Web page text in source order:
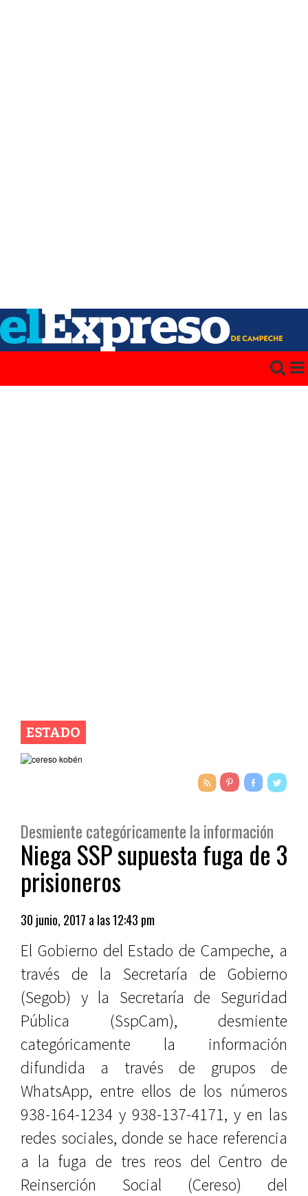
ESTADO
Desmiente categóricamente la información
Niega SSP supuesta fuga de 3
prisioneros
30 junio, 2017 a las 12:43 pm
El Gobierno del Estado de Campeche, a
través de la Secretaría de Gobierno
(Segob) y la Secretaría de Seguridad
Pública (SspCam), desmiente
categóricamente la información
difundida a través de grupos de
WhatsApp, entre ellos de los números
938-164-1234 y 938-137-4171, y en las
redes sociales, donde se hace referencia
a la fuga de tres reos del Centro de
Reinserción Social (Cereso) del